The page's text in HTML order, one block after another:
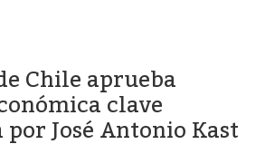
Chile aprueba
clave
José Antonio Kast